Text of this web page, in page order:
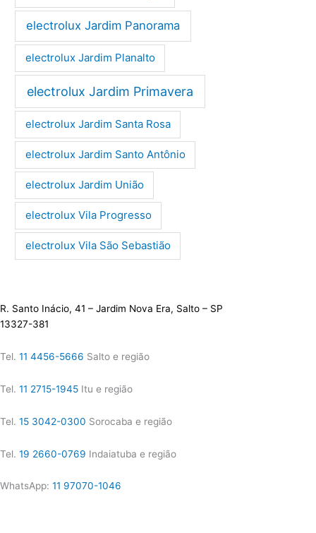
electrolux Jardim Panorama
electrolux Jardim Planalto
electrolux Jardim Primavera
electrolux Jardim Santa Rosa
electrolux Jardim Santo Antônio
electrolux Jardim União
electrolux Vila Progresso
electrolux Vila São Sebastião
R. Santo Inácio, 41 – Jardim Nova Era, Salto – SP
13327-381
Tel. 11 4456-5666 Salto e região
Tel. 11 2715-1945 Itu e região
Tel. 15 3042-0300 Sorocaba e região
Tel. 19 2660-0769 Indaiatuba e região
WhatsApp: 11 97070-1046